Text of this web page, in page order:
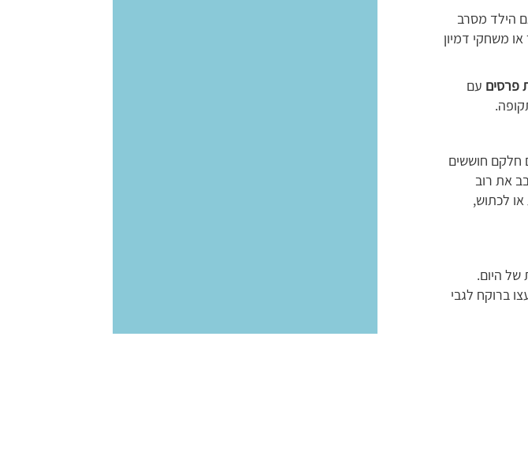
הילד מסרב
משחקי דמיון
פרסים עם
אולם, לעיתים חלקם חוששים
את רוב
לכתוש,
של היום.
ברוקח לגבי